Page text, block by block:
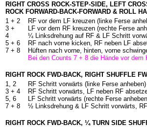
RIGHT CROSS ROCK-STEP-SIDE, LEFT
ROCK FORWARD-BACK-FORWARD & ROLL
1 + 2
3 +
4
5 + 6
7 + 8
RF vor dem LF kreuzen (linke Ferse
LF vor dem RF kreuzen (rechte Ferse
¼ Linksdrehung auf RF & LF Schritt
RF nach vorne kicken, RF neben LF
Hüften nach vorne, hinten, vorne
Bei den Counts 7 + 8 die Hände vor dem
RIGHT ROCK FWD-BACK, RIGHT SHUFFLE
1, 2
3 + 4
5, 6
7 + 8
RF Schritt vorwärts (linke Ferse
RF Schritt vorwärts, LF neben RF
LF Schritt vorwärts (rechte Ferse
½ Linksdrehung & LF Schritt vorwärts,
RIGHT ROCK FWD-BACK, ¼ TURN SIDE